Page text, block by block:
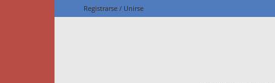
Registrarse / Unirse